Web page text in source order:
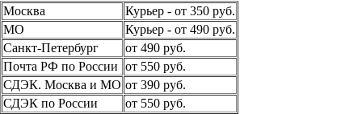
Москва
Курьер - от 350 руб.
МО
Курьер - от 490 руб.
Санкт-Петербург
от 490 руб.
Почта РФ по России от 550 руб.
СДЭК. Москва и МО от 390 руб.
СДЭК по России
от 550 руб.